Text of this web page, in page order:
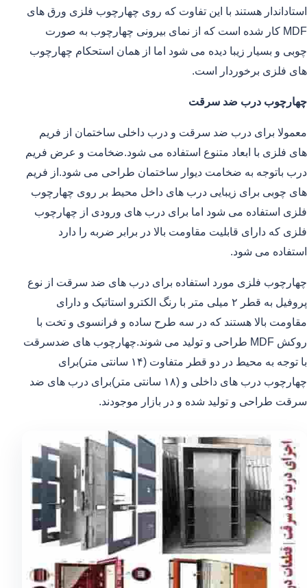
استاداندار هستند با این تفاوت که روی چهارچوب فلزی ورق های
MDF کار شده است که از نمای بیرونی چهارچوب به صورت
چوبی و بسیار زیبا دیده می شود اما از همان استحکام چهارچوب
های فلزی برخوردار است.
چهارچوب درب ضد سرقت
معمولا برای درب ضد سرقت و درب داخلی ساختمان از فریم
های فلزی با ابعاد متنوع استفاده می شود.ضخامت و عرض فریم
درب باتوجه به ضخامت دیوار ساختمان طراحی می شود.از فریم
های چوبی برای زیبایی درب های داخل محیط بر روی چهارچوب
فلزی استفاده می شود اما برای درب های ورودی از چهارچوب
فلزی که دارای قابلیت مقاومت بالا در برابر ضربه را دارد
استفاده می شود.
چهارچوب فلزی مورد استفاده برای درب های ضد سرقت از نوع
پروفیل به قطر ۲ میلی متر با رنگ الکترو استاتیک و دارای
مقاومت بالا هستند که در سه طرح ساده و فرانسوی و تخت با
روکش MDF طراحی و تولید می شوند.چهارچوب های ضدسرقت
با توجه به محیط در دو قطر متفاوت (۱۴ سانتی متر)برای
چهارچوب درب های داخلی و (۱۸ سانتی متر)برای درب های ضد
سرقت طراحی و تولید شده و در بازار موجودند.